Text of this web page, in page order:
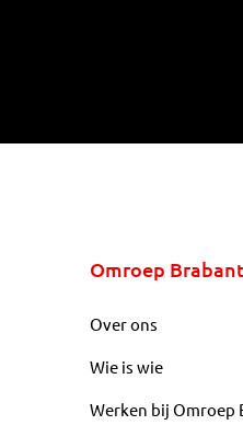
Omroep Brabant
Over ons
Wie is wie
Werken bij Omroep